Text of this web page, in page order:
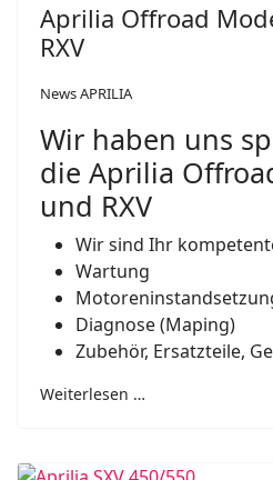
Aprilia Offroad
RXV
News APRILIA
Wir haben uns
die Aprilia
und RXV
Wir sind Ihr
Wartung
Diagnose (Maping)
Zubehör, Ersatzteile,
Weiterlesen …